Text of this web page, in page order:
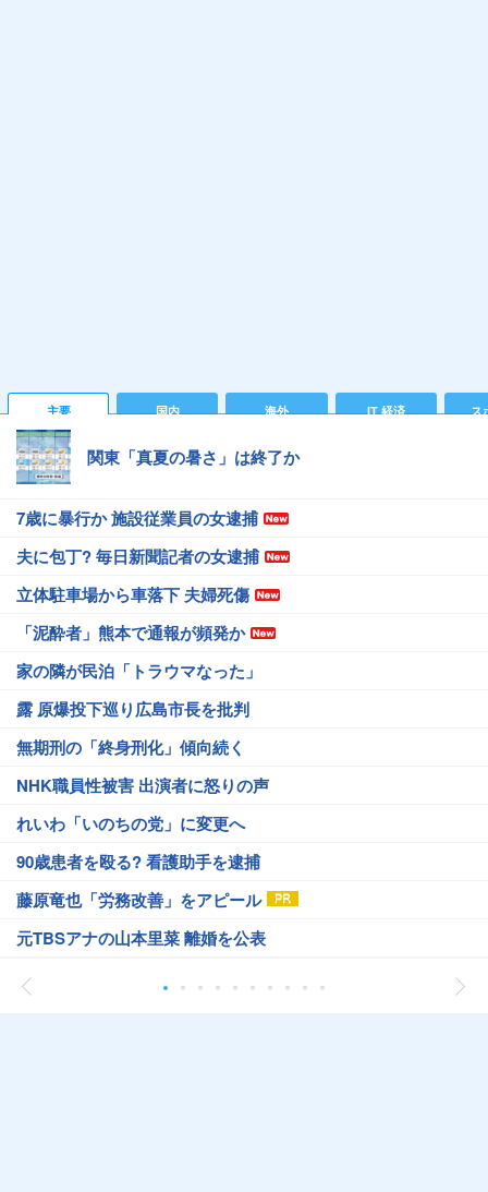
主要 国内 海外 IT 経済 ス
関東「真夏の暑さ」は終了か
7歳に暴行か 施設従業員の女逮捕
夫に包丁? 毎日新聞記者の女逮捕
立体駐車場から車落下 夫婦死傷
「泥酔者」熊本で通報が頻発か
家の隣が民泊「トラウマなった」
露 原爆投下巡り広島市長を批判
無期刑の「終身刑化」傾向続く
NHK職員性被害 出演者に怒りの声
れいわ「いのちの党」に変更へ
90歳患者を殴る? 看護助手を逮捕
藤原竜也「労務改善」をアピール
元TBSアナの山本里菜 離婚を公表